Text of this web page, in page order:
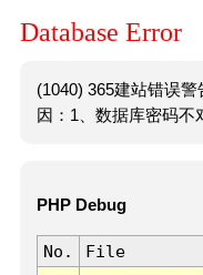
Database Error
(1040) 365建站错误
因：1、数据库密码不
PHP Debug
No. File